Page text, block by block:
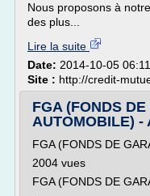
Nous proposons à
des plus...
Lire la suite
Date: 2014-10-05
Site : http://credit-
FGA (FONDS
AUTOMOBILE)
FGA (FONDS DE
2004 vues
FGA (FONDS DE